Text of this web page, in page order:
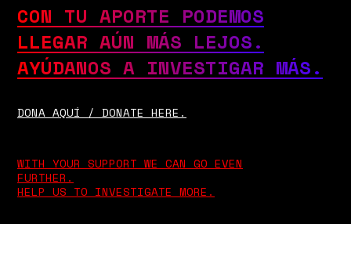
CON TU APORTE PODEMOS
LLEGAR AÚN MÁS LEJOS.
AYÚDANOS A INVESTIGAR MÁS.
DONA AQUÍ / DONATE HERE.
WITH YOUR SUPPORT WE CAN GO EVEN
FURTHER.
HELP US TO INVESTIGATE MORE.